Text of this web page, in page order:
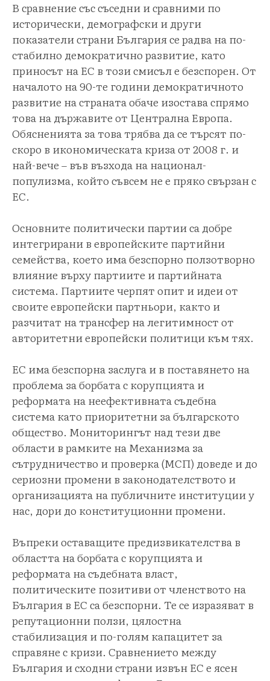
В сравнение със съседни и сравними по
исторически, демографски и други
показатели страни България се радва на по-
стабилно демократично развитие, като
приносът на ЕС в този смисъл е безспорен. От
началото на 90-те години демократичното
развитие на страната обаче изостава спрямо
това на държавите от Централна Европа.
Обясненията за това трябва да се търсят по-
скоро в икономическата криза от 2008 г. и
най-вече – във възхода на национал-
популизма, който съвсем не е пряко свързан с
ЕС.
Основните политически партии са добре
интегрирани в европейските партийни
семейства, което има безспорно ползотворно
влияние върху партиите и партийната
система. Партиите черпят опит и идеи от
своите европейски партньори, както и
разчитат на трансфер на легитимност от
авторитетни европейски политици към тях.
ЕС има безспорна заслуга и в поставянето на
проблема за борбата с корупцията и
реформата на неефективната съдебна
система като приоритетни за българското
общество. Мониторингът над тези две
области в рамките на Механизма за
сътрудничество и проверка (МСП) доведе и до
сериозни промени в законодателството и
организацията на публичните институции у
нас, дори до конституционни промени.
Въпреки оставащите предизвикателства в
областта на борбата с корупцията и
реформата на съдебната власт,
политическите позитиви от членството на
България в ЕС са безспорни. Те се изразяват в
репутационни ползи, цялостна
стабилизация и по-голям капацитет за
справяне с кризи. Сравнението между
България и сходни страни извън ЕС е ясен